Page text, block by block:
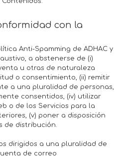
con la
Anti-Spamming de ADHAC y
a abstenerse de (i)
u otras de naturaleza
o consentimiento, (ii) remitir
a una pluralidad de personas,
consentidos, (iv) utilizar
o de los Servicios para la
(v) poner a disposición
de distribución.
dirigidos a una pluralidad de
de correo